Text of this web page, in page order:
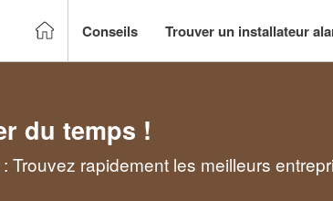
Conseils Trouver un installateur
du temps !
Trouvez rapidement les meilleurs